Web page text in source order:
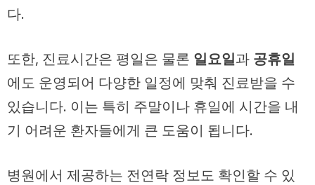
다.
또한, 진료시간은 평일은 물론 일요일과 공휴일
에도 운영되어 다양한 일정에 맞춰 진료받을 수
있습니다. 이는 특히 주말이나 휴일에 시간을 내
기 어려운 환자들에게 큰 도움이 됩니다.
병원에서 제공하는 전연락 정보도 확인할 수 있